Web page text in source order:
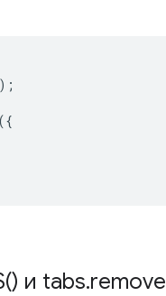
({
) и tabs.remove